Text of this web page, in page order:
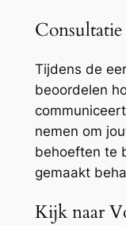
Tijdens de
beoordelen
nemen om
behoeften te
gemaakt
Kijk naar